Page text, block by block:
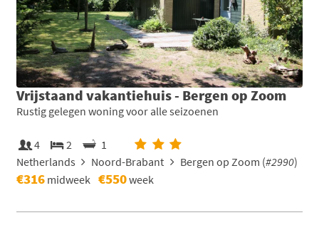
Vrijstaand vakantiehuis - Bergen op Zoom
Rustig gelegen woning voor alle seizoenen
4 2
1
Netherlands
Noord-Brabant Bergen op Zoom (#2990)
€316 midweek €550week